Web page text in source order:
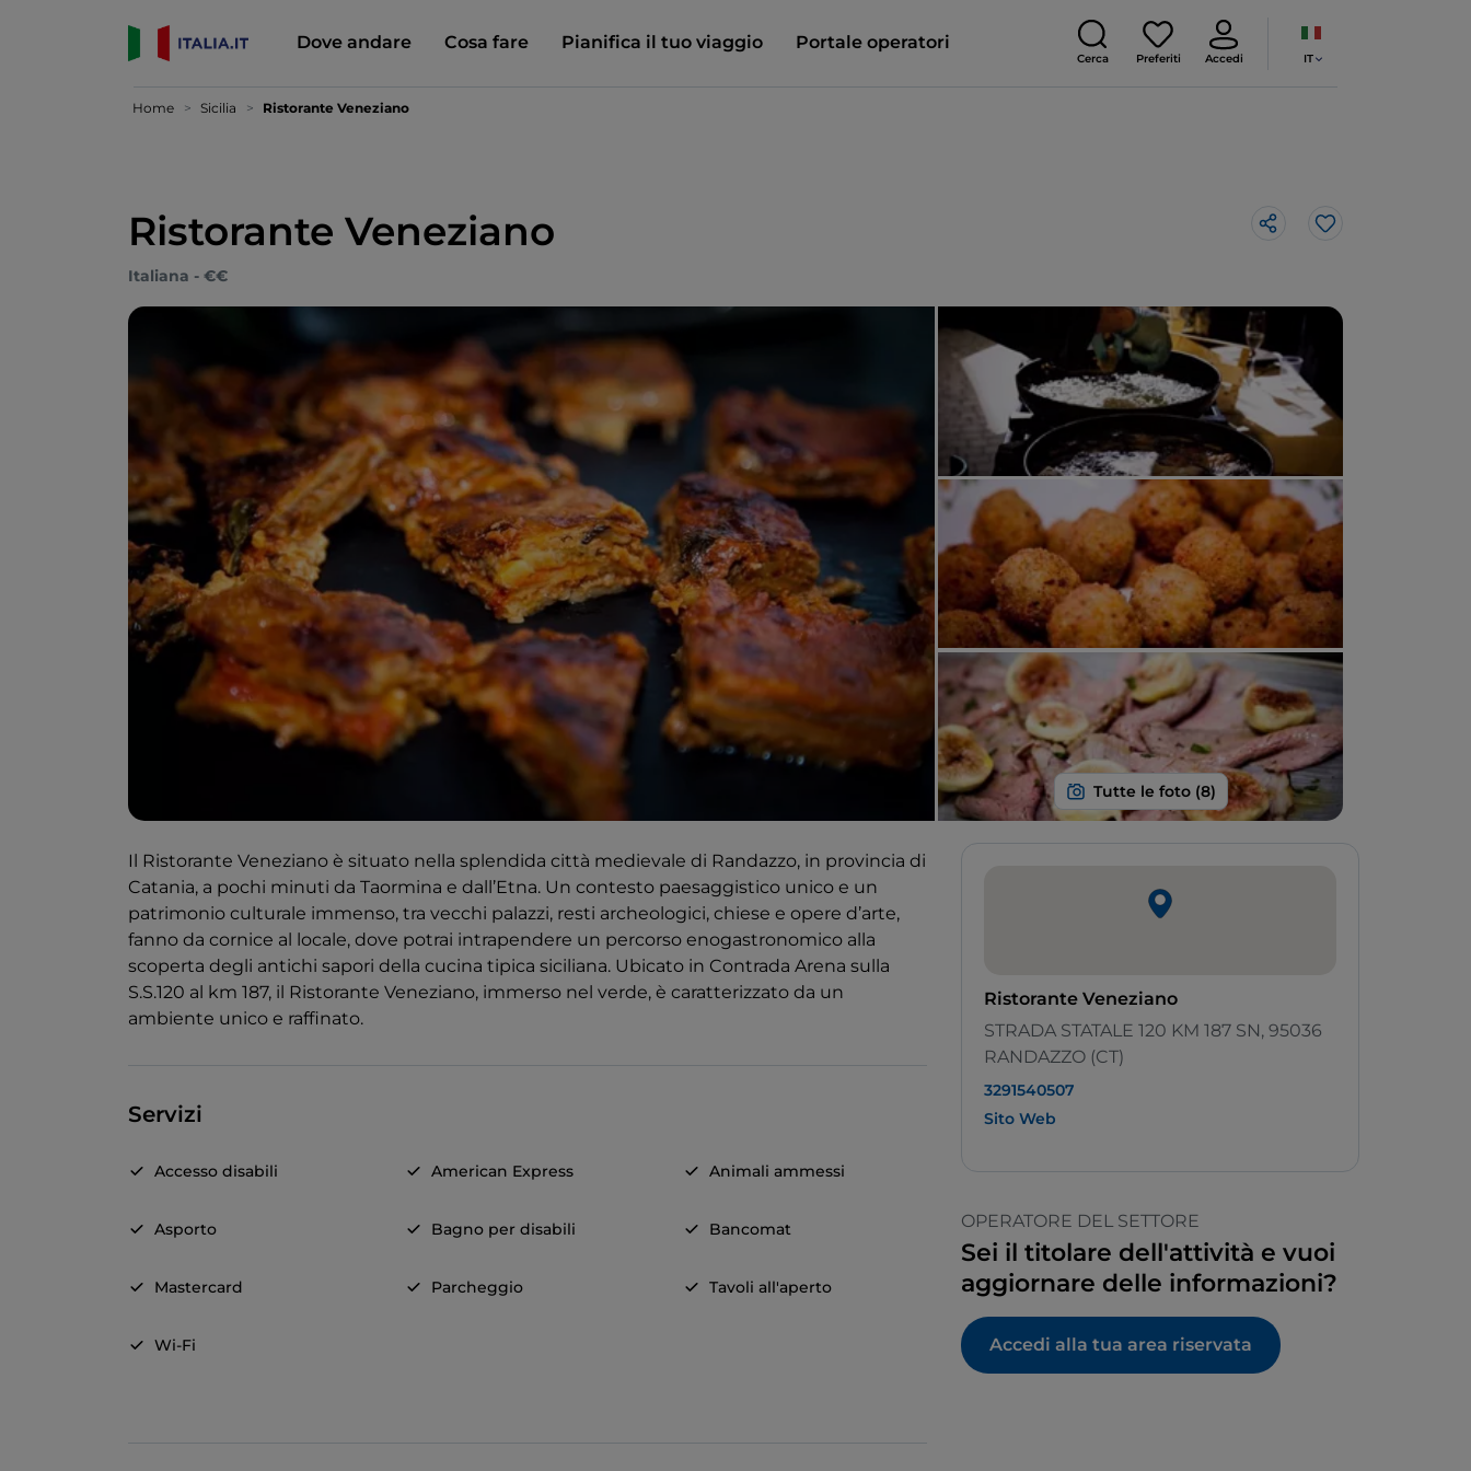
Dove andare Cosa fare Pianifica il tuo viaggio Portale operatori
Cerca Preferiti Accedi IT
Home Sicilia Ristorante Veneziano
Ristorante Veneziano Like
Italiana - €€
Il Ristorante Veneziano è situato nella splendida città medievale di Randazzo, in provincia di
Catania, a pochi minuti da Taormina e dall’Etna. Un contesto paesaggistico unico e un
patrimonio culturale immenso, tra vecchi palazzi, resti archeologici, chiese e opere d’arte,
fanno da cornice al locale, dove potrai intrapendere un percorso enogastronomico alla
scoperta degli antichi sapori della cucina tipica siciliana. Ubicato in Contrada Arena sulla
S.S.120 al km 187, il Ristorante Veneziano, immerso nel verde, è caratterizzato da un
ambiente unico e raffinato.
Servizi
Accesso disabili American Express Animali ammessi
Asporto Bagno per disabili Bancomat
Mastercard Parcheggio Tavoli all'aperto
Wi-Fi
Ristorante Veneziano
STRADA STATALE 120 KM 187 SN, 95036
RANDAZZO (CT)
3291540507
Sito Web
OPERATORE DEL SETTORE
Sei il titolare dell'attività e vuoi
aggiornare delle informazioni?
Accedi alla tua area riservata